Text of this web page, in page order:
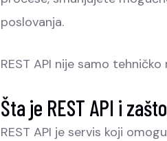
poslovanja.
REST API nije samo
Šta je REST API i
REST API je servis koji